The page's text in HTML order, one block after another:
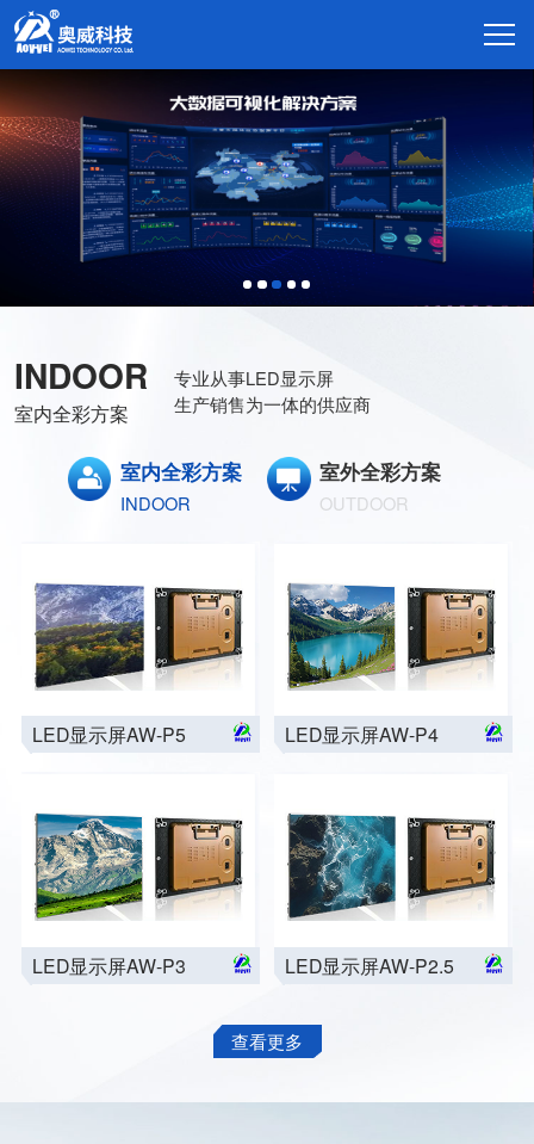
INDOOR
室内全彩方案
专业从事LED显示屏
生产销售为一体的供应商
室内全彩方案
INDOOR
室外全彩方案
OUTDOOR
LED显示屏AW-P5 LED显示屏AW-P4
LED显示屏AW-P3 LED显示屏AW-P2.5
查看更多